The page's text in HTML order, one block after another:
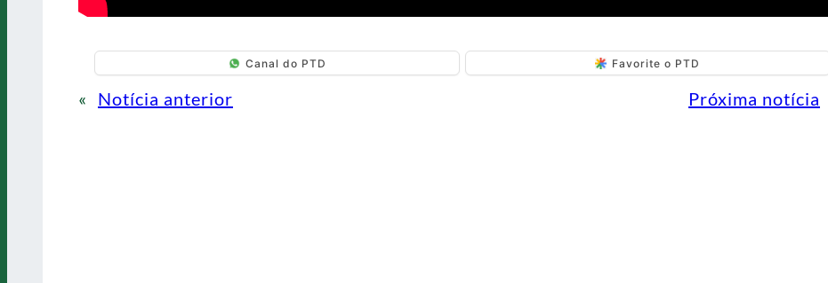
Canal do PTD Favorite o PTD
« Notícia anterior Próxima notícia